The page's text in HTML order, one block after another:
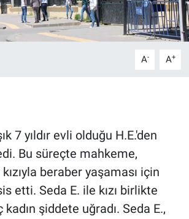
A- A+
7 yıldır evli olduğu H.E.'den
Bu süreçte mahkeme,
beraber yaşaması için
etti. Seda E. ile kızı birlikte
şiddete uğradı. Seda E.,